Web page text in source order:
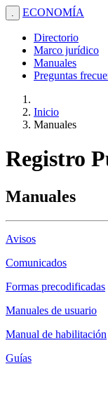
. ECONOMÍA
Directorio
Marco jurídico
Manuales
Preguntas
Inicio
Manuales
Registro
Manuales
Avisos
Comunicados
Formas precodificadas
Manuales de usuario
Manual de habilitación
Guías